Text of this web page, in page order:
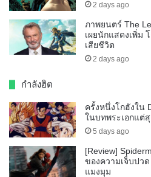
2 days ago
ภาพยนตร์ The
เผยนักแสดงเพิ่ม
เสียชีวิต
2 days ago
กำลังฮิต
ครั้งหนึ่งโกฮังใน
ในบทพระเอกแต่
5 days ago
[Review]
ของความเจ็บปว
แมงมุม